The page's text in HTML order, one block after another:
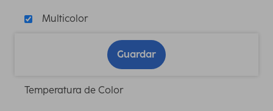
Multicolor
Guardar
Temperatura de Color